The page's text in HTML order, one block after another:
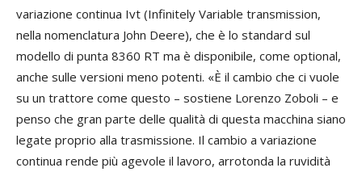
variazione continua Ivt (Infinitely Variable transmission,
nella nomenclatura John Deere), che è lo standard sul
modello di punta 8360 RT ma è disponibile, come optional,
anche sulle versioni meno potenti. «È il cambio che ci vuole
su un trattore come questo – sostiene Lorenzo Zoboli – e
penso che gran parte delle qualità di questa macchina siano
legate proprio alla trasmissione. Il cambio a variazione
continua rende più agevole il lavoro, arrotonda la ruvidità